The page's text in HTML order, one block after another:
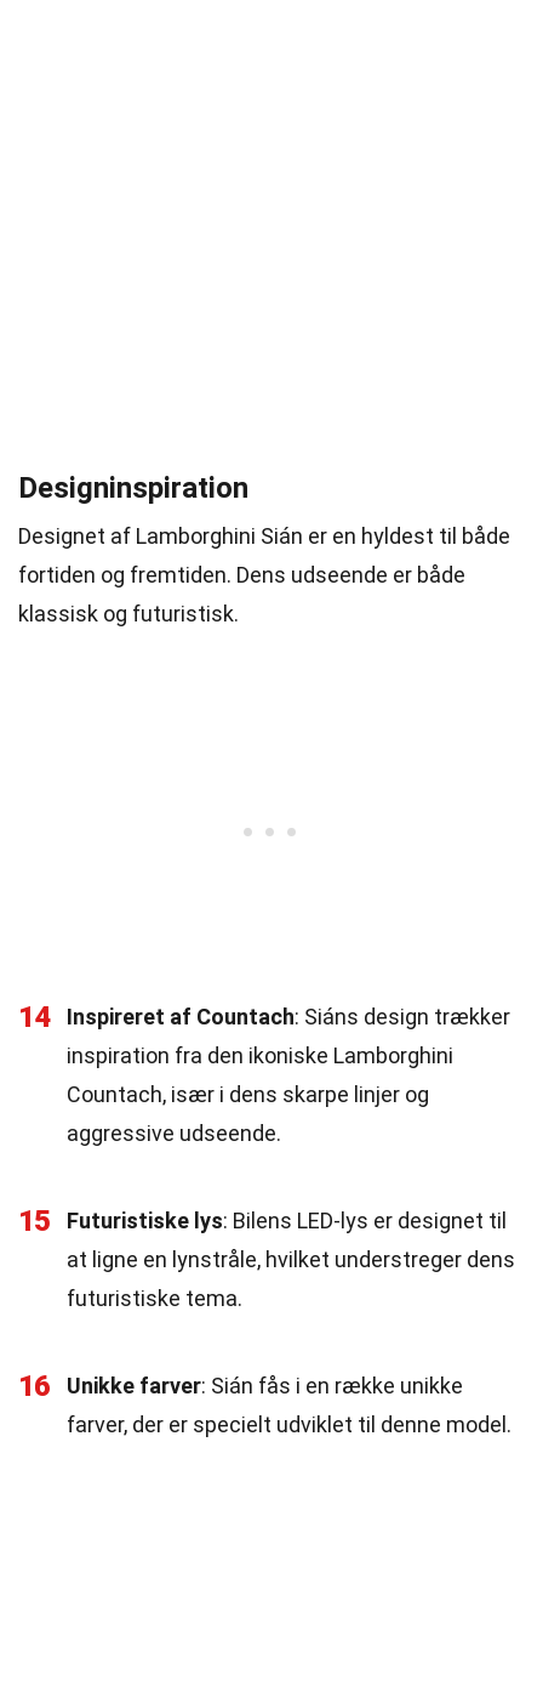
Designinspiration
Designet af Lamborghini Sián er en hyldest til både
fortiden og fremtiden. Dens udseende er både
klassisk og futuristisk.
14 Inspireret af Countach: Siáns design trækker
inspiration fra den ikoniske Lamborghini
Countach, især i dens skarpe linjer og
aggressive udseende.
15 Futuristiske lys: Bilens LED-lys er designet til
at ligne en lynstråle, hvilket understreger dens
futuristiske tema.
16 Unikke farver: Sián fås i en række unikke
farver, der er specielt udviklet til denne model.